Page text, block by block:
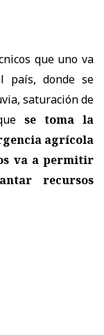
que uno va
país, donde se
saturación de
se toma la
agrícola
va a permitir
recursos